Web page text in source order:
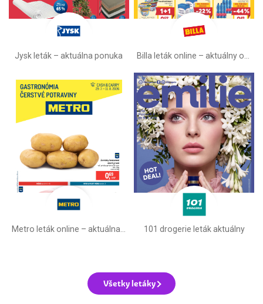
Jysk leták – aktuálna ponuka
Metro leták online –⁠ aktuálna ponuka 101 drogerie leták aktuálny
Všetky letáky